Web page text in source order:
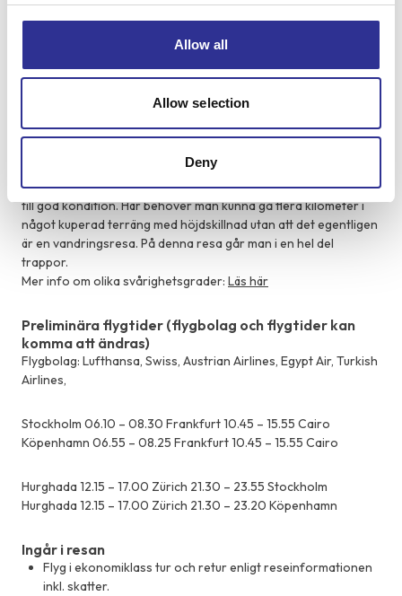
Allow all
Allow selection
Deny
Svårighetsgrad på resan (1-5): 3
3 Medelgod kondition.Denna resa passar dig mellan normal
till god kondition. Här behöver man kunna gå flera kilometer i
något kuperad terräng med höjdskillnad utan att det egentligen
är en vandringsresa. På denna resa går man i en hel del
trappor.
Mer info om olika svårighetsgrader: Läs här
Preliminära flygtider (flygbolag och flygtider kan
komma att ändras)
Flygbolag: Lufthansa, Swiss, Austrian Airlines, Egypt Air, Turkish
Airlines,
Stockholm 06.10 – 08.30 Frankfurt 10.45 – 15.55 Cairo
Köpenhamn 06.55 – 08.25 Frankfurt 10.45 – 15.55 Cairo
Hurghada 12.15 – 17.00 Zürich 21.30 – 23.55 Stockholm
Hurghada 12.15 – 17.00 Zürich 21.30 – 23.20 Köpenhamn
Ingår i resan
Flyg i ekonomiklass tur och retur enligt reseinformationen
inkl. skatter.